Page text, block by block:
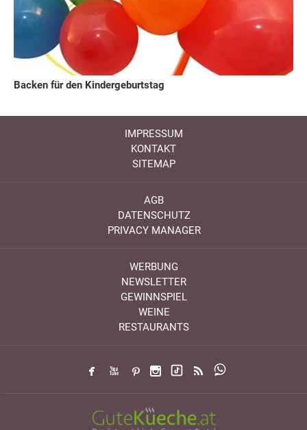
Backen für den Kindergeburtstag
IMPRESSUM
KONTAKT
SITEMAP
AGB
DATENSCHUTZ
PRIVACY MANAGER
WERBUNG
NEWSLETTER
GEWINNSPIEL
WEINE
RESTAURANTS